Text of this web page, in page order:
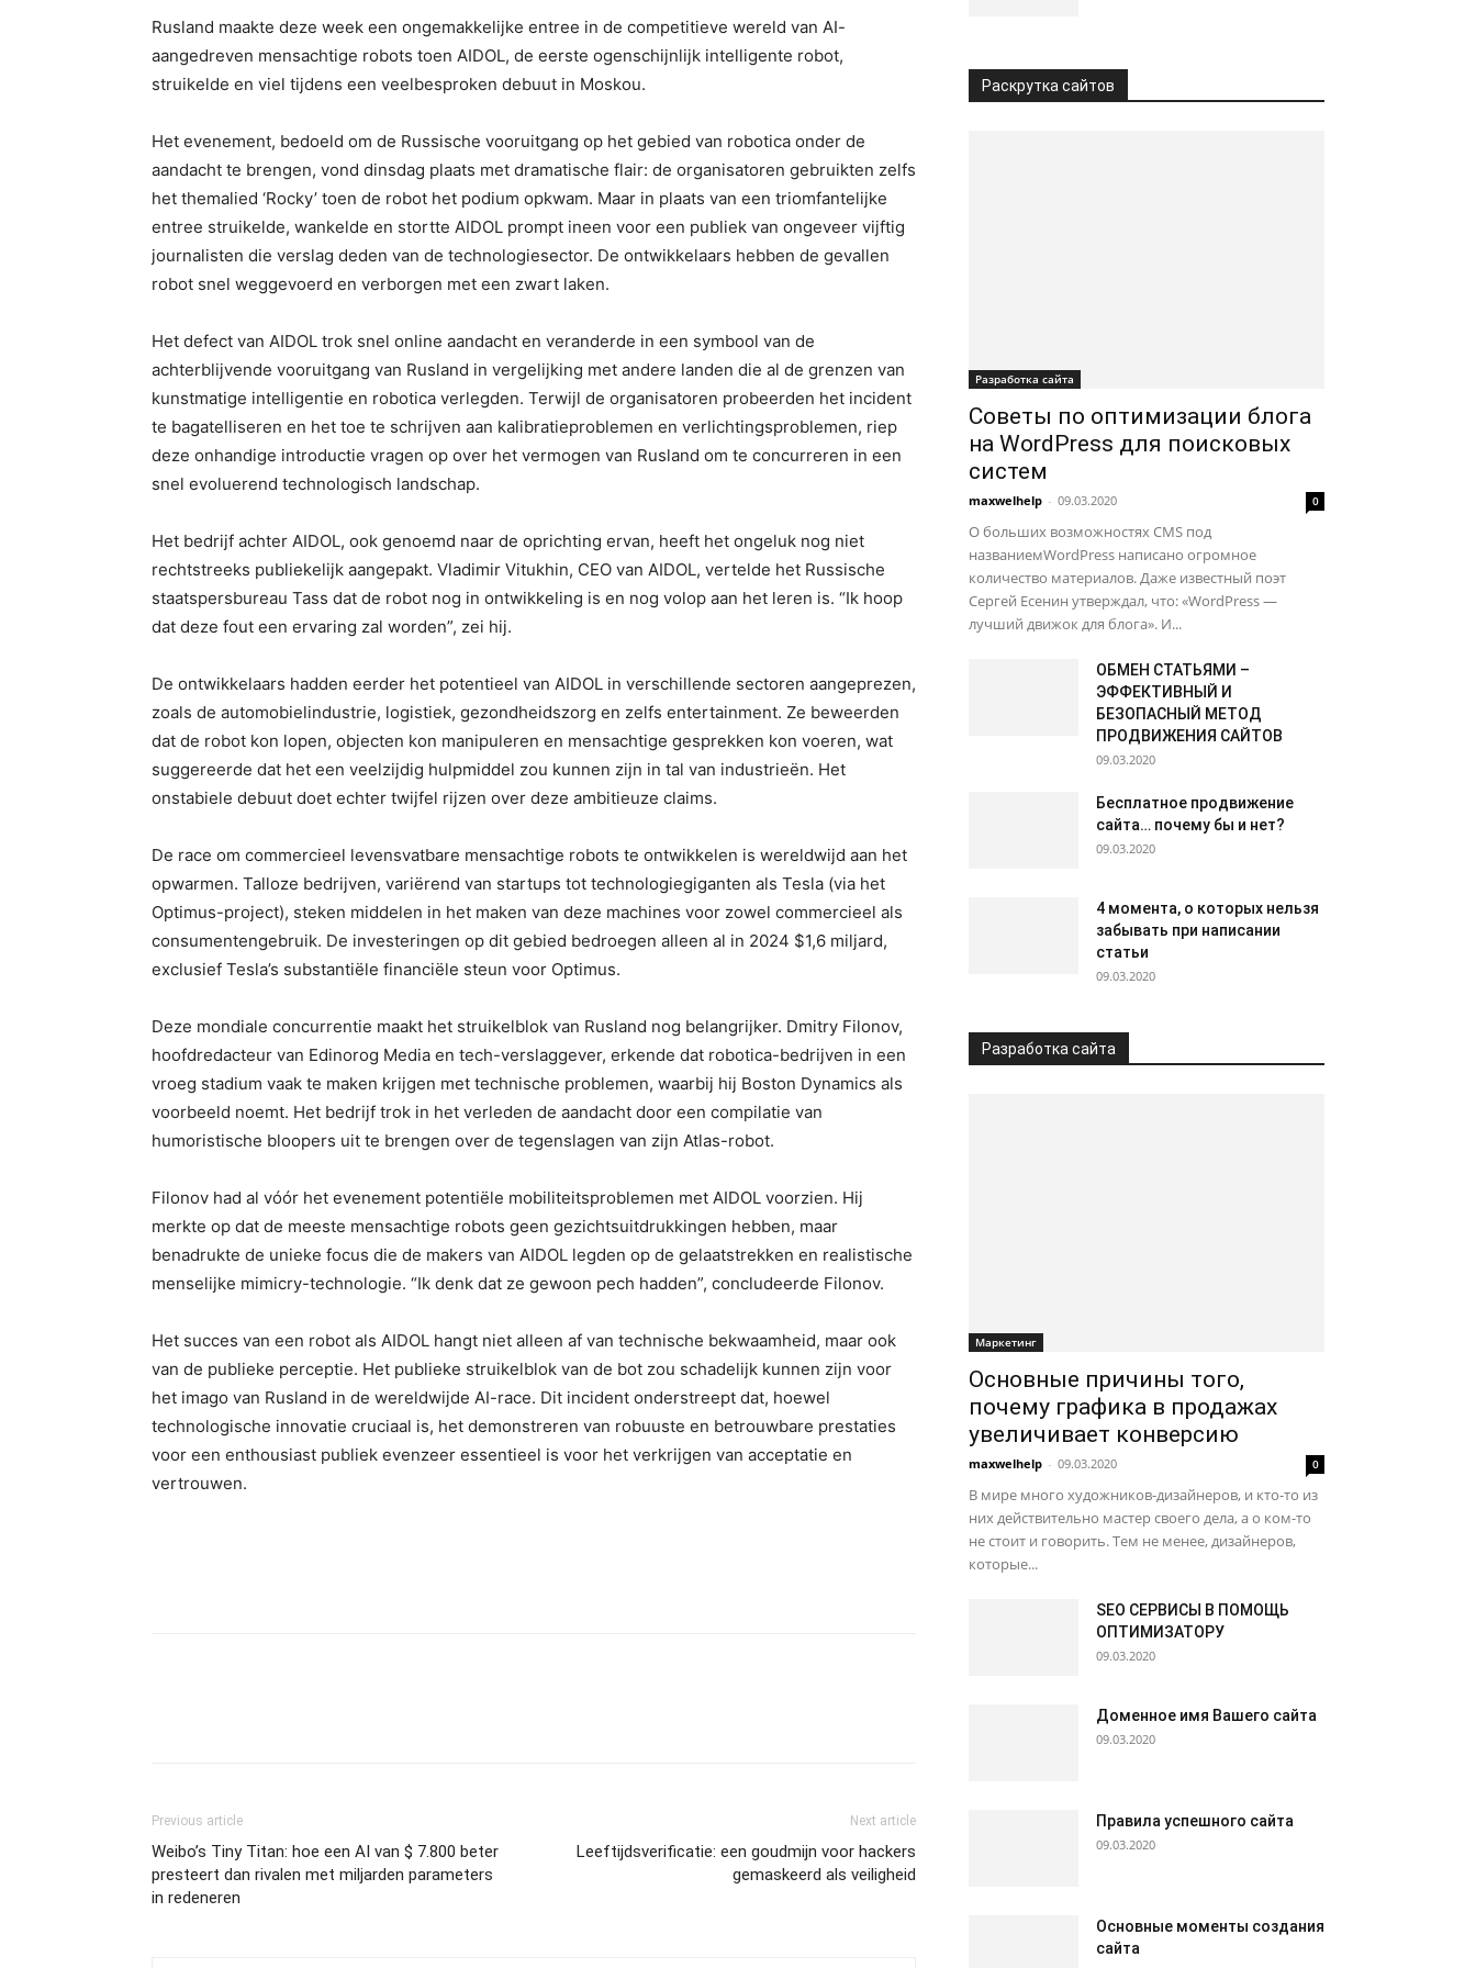
Rusland maakte deze week een ongemakkelijke entree in de competitieve wereld van AI-
aangedreven mensachtige robots toen AIDOL, de eerste ogenschijnlijk intelligente robot,
struikelde en viel tijdens een veelbesproken debuut in Moskou.
Het evenement, bedoeld om de Russische vooruitgang op het gebied van robotica onder de
aandacht te brengen, vond dinsdag plaats met dramatische flair: de organisatoren gebruikten zelfs
het themalied ‘Rocky’ toen de robot het podium opkwam. Maar in plaats van een triomfantelijke
entree struikelde, wankelde en stortte AIDOL prompt ineen voor een publiek van ongeveer vijftig
journalisten die verslag deden van de technologiesector. De ontwikkelaars hebben de gevallen
robot snel weggevoerd en verborgen met een zwart laken.
Het defect van AIDOL trok snel online aandacht en veranderde in een symbool van de
achterblijvende vooruitgang van Rusland in vergelijking met andere landen die al de grenzen van
kunstmatige intelligentie en robotica verlegden. Terwijl de organisatoren probeerden het incident
te bagatelliseren en het toe te schrijven aan kalibratieproblemen en verlichtingsproblemen, riep
deze onhandige introductie vragen op over het vermogen van Rusland om te concurreren in een
snel evoluerend technologisch landschap.
Het bedrijf achter AIDOL, ook genoemd naar de oprichting ervan, heeft het ongeluk nog niet
rechtstreeks publiekelijk aangepakt. Vladimir Vitukhin, CEO van AIDOL, vertelde het Russische
staatspersbureau Tass dat de robot nog in ontwikkeling is en nog volop aan het leren is. “Ik hoop
dat deze fout een ervaring zal worden”, zei hij.
De ontwikkelaars hadden eerder het potentieel van AIDOL in verschillende sectoren aangeprezen,
zoals de automobielindustrie, logistiek, gezondheidszorg en zelfs entertainment. Ze beweerden
dat de robot kon lopen, objecten kon manipuleren en mensachtige gesprekken kon voeren, wat
suggereerde dat het een veelzijdig hulpmiddel zou kunnen zijn in tal van industrieën. Het
onstabiele debuut doet echter twijfel rijzen over deze ambitieuze claims.
De race om commercieel levensvatbare mensachtige robots te ontwikkelen is wereldwijd aan het
opwarmen. Talloze bedrijven, variërend van startups tot technologiegiganten als Tesla (via het
Optimus-project), steken middelen in het maken van deze machines voor zowel commercieel als
consumentengebruik. De investeringen op dit gebied bedroegen alleen al in 2024 $1,6 miljard,
exclusief Tesla’s substantiële financiële steun voor Optimus.
Deze mondiale concurrentie maakt het struikelblok van Rusland nog belangrijker. Dmitry Filonov,
hoofdredacteur van Edinorog Media en tech-verslaggever, erkende dat robotica-bedrijven in een
vroeg stadium vaak te maken krijgen met technische problemen, waarbij hij Boston Dynamics als
voorbeeld noemt. Het bedrijf trok in het verleden de aandacht door een compilatie van
humoristische bloopers uit te brengen over de tegenslagen van zijn Atlas-robot.
Filonov had al vóór het evenement potentiële mobiliteitsproblemen met AIDOL voorzien. Hij
merkte op dat de meeste mensachtige robots geen gezichtsuitdrukkingen hebben, maar
benadrukte de unieke focus die de makers van AIDOL legden op de gelaatstrekken en realistische
menselijke mimicry-technologie. “Ik denk dat ze gewoon pech hadden”, concludeerde Filonov.
Het succes van een robot als AIDOL hangt niet alleen af ​​van technische bekwaamheid, maar ook
van de publieke perceptie. Het publieke struikelblok van de bot zou schadelijk kunnen zijn voor
het imago van Rusland in de wereldwijde AI-race. Dit incident onderstreept dat, hoewel
technologische innovatie cruciaal is, het demonstreren van robuuste en betrouwbare prestaties
voor een enthousiast publiek evenzeer essentieel is voor het verkrijgen van acceptatie en
vertrouwen.
Previous article
Weibo’s Tiny Titan: hoe een AI van $ 7.800 beter
presteert dan rivalen met miljarden parameters
in redeneren
Next article
Leeftijdsverificatie: een goudmijn voor hackers
gemaskeerd als veiligheid
Раскрутка сайтов
Разработка сайта
Советы по оптимизации блога
на WordPress для поисковых
систем
maxwelhelp - 09.03.2020 0
О больших возможностях CMS под
названиемWordPress написано огромное
количество материалов. Даже известный поэт
Сергей Есенин утверждал, что: «WordPress —
лучший движок для блога». И...
ОБМЕН СТАТЬЯМИ –
ЭФФЕКТИВНЫЙ И
БЕЗОПАСНЫЙ МЕТОД
ПРОДВИЖЕНИЯ САЙТОВ
09.03.2020
Бесплатное продвижение
сайта… почему бы и нет?
09.03.2020
4 момента, о которых нельзя
забывать при написании
статьи
09.03.2020
Разработка сайта
Маркетинг
Основные причины того,
почему графика в продажах
увеличивает конверсию
maxwelhelp - 09.03.2020 0
В мире много художников-дизайнеров, и кто-то из
них действительно мастер своего дела, а о ком-то
не стоит и говорить. Тем не менее, дизайнеров,
которые...
SEO СЕРВИСЫ В ПОМОЩЬ
ОПТИМИЗАТОРУ
09.03.2020
Доменное имя Вашего сайта
09.03.2020
Правила успешного сайта
09.03.2020
Основные моменты создания
сайта